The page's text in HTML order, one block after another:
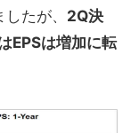
たが、 2Q決
EPSは増加に転